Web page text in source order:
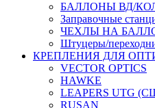
БАЛЛОНЫ ВД/
Заправочные
ЧЕХЛЫ НА
Штуцеры/
КРЕПЛЕНИЯ ДЛЯ
VECTOR OPTICS
HAWKE
LEAPERS UTG
RUSAN